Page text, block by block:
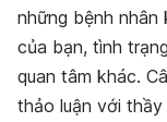
những bệnh nhân
của bạn, tình
quan tâm khác.
thảo luận với